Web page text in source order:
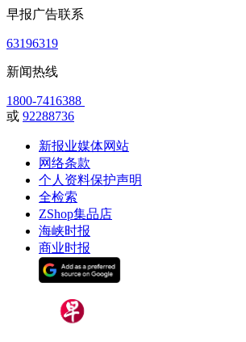
早报广告联系
63196319
新闻热线
1800-7416388
或 92288736
新报业媒体网站
网络条款
个人资料保护声明
全检索
ZShop集品店
海峡时报
商业时报